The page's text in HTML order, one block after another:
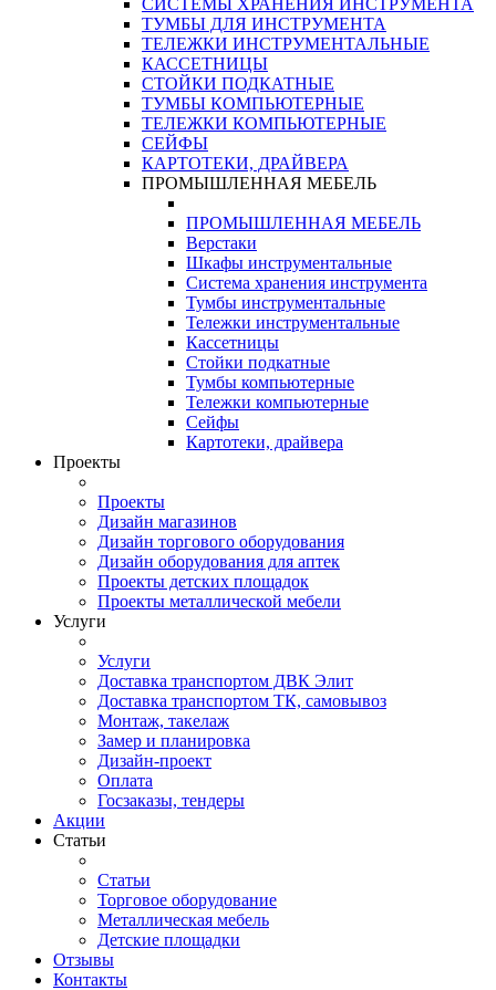
СИСТЕМЫ ХРАНЕНИЯ ИНСТРУМЕНТА
ТУМБЫ ДЛЯ ИНСТРУМЕНТА
ТЕЛЕЖКИ ИНСТРУМЕНТАЛЬНЫЕ
КАССЕТНИЦЫ
СТОЙКИ ПОДКАТНЫЕ
ТУМБЫ КОМПЬЮТЕРНЫЕ
ТЕЛЕЖКИ КОМПЬЮТЕРНЫЕ
СЕЙФЫ
КАРТОТЕКИ, ДРАЙВЕРА
ПРОМЫШЛЕННАЯ МЕБЕЛЬ
ПРОМЫШЛЕННАЯ МЕБЕЛЬ
Верстаки
Шкафы инструментальные
Система хранения инструмента
Тумбы инструментальные
Тележки инструментальные
Кассетницы
Стойки подкатные
Тумбы компьютерные
Тележки компьютерные
Сейфы
Картотеки, драйвера
Проекты
Проекты
Дизайн магазинов
Дизайн торгового оборудования
Дизайн оборудования для аптек
Проекты детских площадок
Проекты металлической мебели
Услуги
Услуги
Доставка транспортом ДВК Элит
Доставка транспортом ТК, самовывоз
Монтаж, такелаж
Замер и планировка
Дизайн-проект
Оплата
Госзаказы, тендеры
Акции
Статьи
Статьи
Торговое оборудование
Металлическая мебель
Детские площадки
Отзывы
Контакты